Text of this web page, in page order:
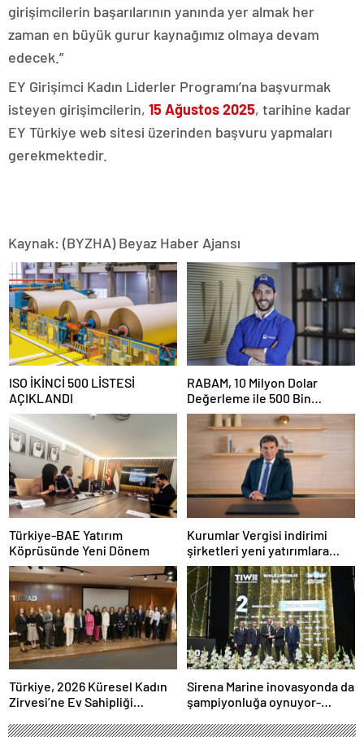
girişimcilerin başarılarının yanında yer almak her
zaman en büyük gurur kaynağımız olmaya devam
edecek.”
EY Girişimci Kadın Liderler Programı’na başvurmak
isteyen girişimcilerin, 15 Ağustos 2025, tarihine kadar
EY Türkiye web sitesi üzerinden başvuru yapmaları
gerekmektedir.
Kaynak: (BYZHA) Beyaz Haber Ajansı
ISO İKİNCİ 500 LİSTESİ
AÇIKLANDI
RABAM, 10 Milyon Dolar
Değerleme ile 500 Bin
Dolarlık Yatırım Aldı
Türkiye-BAE Yatırım
Köprüsünde Yeni Dönem
Kurumlar Vergisi indirimi
şirketleri yeni yatırımlara
yönlendirecek
Türkiye, 2026 Küresel Kadın
Zirvesi’ne Ev Sahipliği
Sirena Marine inovasyonda da
şampiyonluğa oynuyor-